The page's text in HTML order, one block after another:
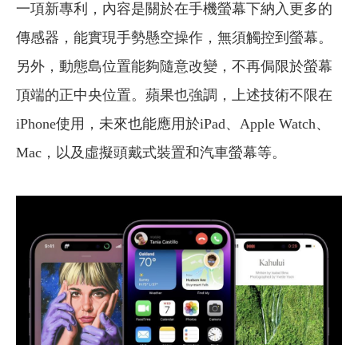
一項新專利，內容是關於在手機螢幕下納入更多的
傳感器，能實現手勢懸空操作，無須觸控到螢幕。
另外，動態島位置能夠隨意改變，不再侷限於螢幕
頂端的正中央位置。蘋果也強調，上述技術不限在
iPhone使用，未來也能應用於iPad、Apple Watch、
Mac，以及虛擬頭戴式裝置和汽車螢幕等。